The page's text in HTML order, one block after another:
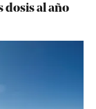
dosis al año